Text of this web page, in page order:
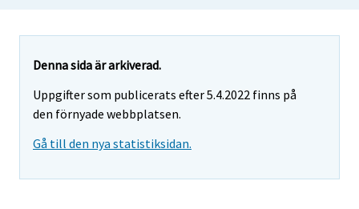
Denna sida är arkiverad.
Uppgifter som publicerats efter 5.4.2022 finns på
den förnyade webbplatsen.
Gå till den nya statistiksidan.